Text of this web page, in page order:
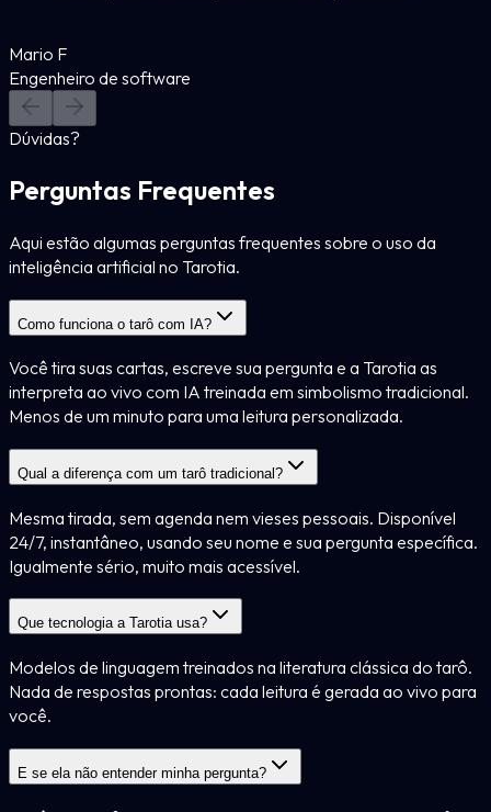
Mario F
Engenheiro de software
Dúvidas?
Perguntas Frequentes
Aqui estão algumas perguntas frequentes sobre o uso da
inteligência artificial no Tarotia.
Como funciona o tarô com IA?
Você tira suas cartas, escreve sua pergunta e a Tarotia as
interpreta ao vivo com IA treinada em simbolismo tradicional.
Menos de um minuto para uma leitura personalizada.
Qual a diferença com um tarô tradicional?
Mesma tirada, sem agenda nem vieses pessoais. Disponível
24/7, instantâneo, usando seu nome e sua pergunta específica.
Igualmente sério, muito mais acessível.
Que tecnologia a Tarotia usa?
Modelos de linguagem treinados na literatura clássica do tarô.
Nada de respostas prontas: cada leitura é gerada ao vivo para
você.
E se ela não entender minha pergunta?